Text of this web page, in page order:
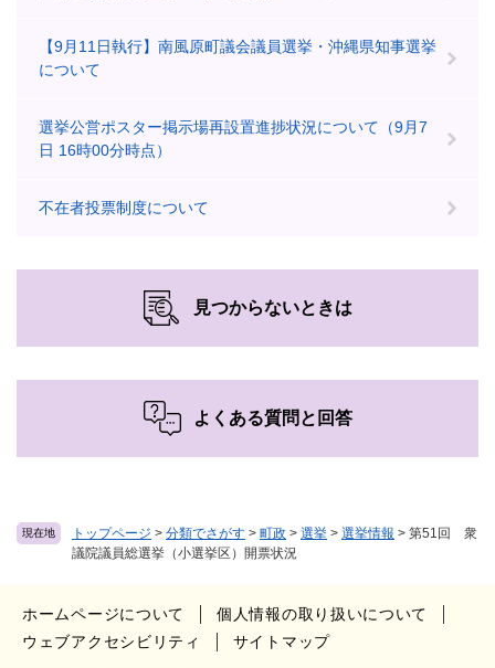
現在地 トップページ > 分類でさがす > 町政 > 選挙 > 選挙情報 > 第51回 衆
議院議員総選挙（小選挙区）開票状況
【9月11日執行】南風原町議会議員選挙・沖縄県知事選挙
について
選挙公営ポスター掲示場再設置進捗状況について（9月7
日 16時00分時点）
不在者投票制度について
見つからないときは
よくある質問と回答
ホームページについて
個人情報の取り扱いについて
ウェブアクセシビリティ
サイトマップ